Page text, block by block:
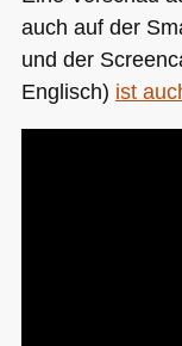
auch auf der
und der
Englisch) ist